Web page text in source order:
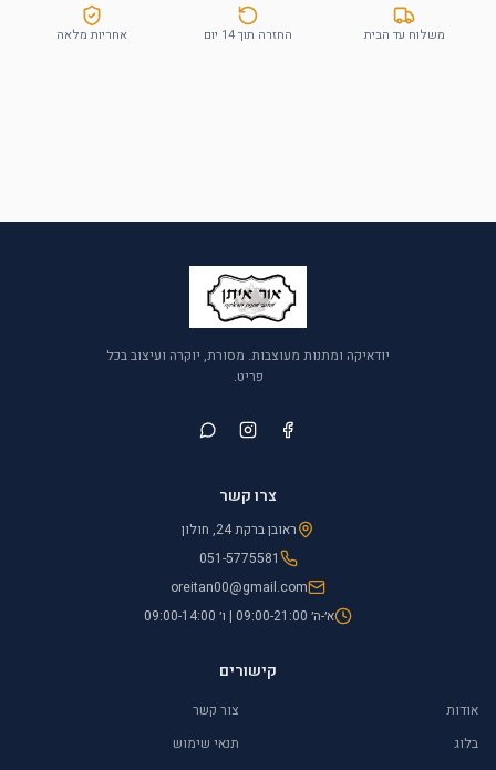
משלוח עד הבית החזרה תוך 14 יום אחריות מלאה
יודאיקה ומתנות מעוצבות. מסורת, יוקרה ועיצוב בכל
פריט.
צרו קשר
ראובן ברקת 24, חולון
051-5775581
oreitan00@gmail.com
א׳-ה׳ 09:00-21:00 | ו׳ 09:00-14:00
קישורים
אודות
צור קשר
בלוג
תנאי שימוש